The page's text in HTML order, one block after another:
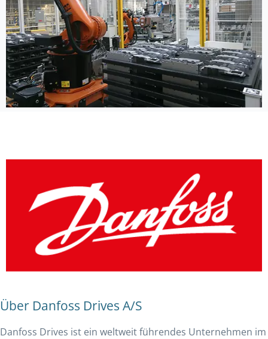
Über Danfoss Drives A/S
Danfoss Drives ist ein weltweit führendes Unternehmen im